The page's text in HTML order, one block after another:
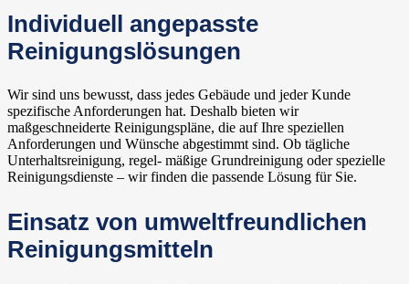
Individuell angepasste
Reinigungslösungen
Wir sind uns bewusst, dass jedes Gebäude und jeder Kunde
spezifische Anforderungen hat. Deshalb bieten wir
maßgeschneiderte Reinigungspläne, die auf Ihre speziellen
Anforderungen und Wünsche abgestimmt sind. Ob tägliche
Unterhaltsreinigung, regel- mäßige Grundreinigung oder spezielle
Reinigungsdienste – wir finden die passende Lösung für Sie.
Einsatz von umweltfreundlichen
Reinigungsmitteln